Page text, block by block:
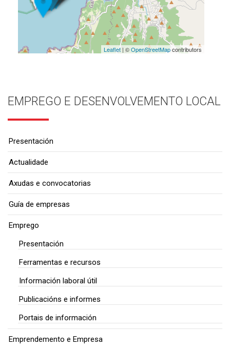
Leaflet| ©OpenStreetMapcontributors
EMPREGO E DESENVOLVEMENTO LOCAL
Presentación
Actualidade
Axudas e convocatorias
Guía de empresas
Emprego
Presentación
Ferramentas e recursos
Información laboral útil
Publicacións e informes
Portais de información
Emprendemento e Empresa